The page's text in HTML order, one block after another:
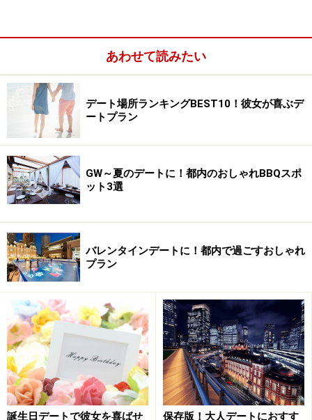
あわせて読みたい
デート場所ランキングBEST10！彼女が喜ぶデ
ートプラン
GW～夏のデートに！都内のおしゃれBBQスポ
ット3選
バレンタインデートに！都内で過ごすおしゃれ
プラン
誕生日デートで彼女を喜ばせ
保存版！大人デートにおすす